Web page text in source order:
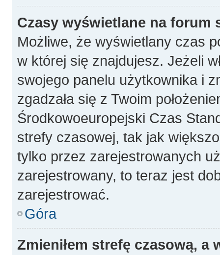
Czasy wyświetlane na forum
Możliwe, że wyświetlany czas
w której się znajdujesz. Jeżeli
swojego panelu użytkownika i
zgadzała się z Twoim
Środkowoeuropejski Czas
strefy czasowej, tak jak
tylko przez zarejestrowanych
zarejestrowany, to teraz jest
zarejestrować.
Góra
Zmieniłem strefę czasową, a